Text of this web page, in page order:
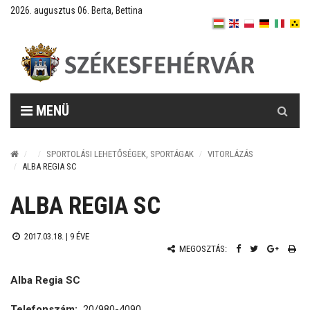
2026. augusztus 06. Berta, Bettina
MENÜ
SPORTOLÁSI LEHETŐSÉGEK, SPORTÁGAK
VITORLÁZÁS
ALBA REGIA SC
ALBA REGIA SC
2017.03.18. | 9 ÉVE
MEGOSZTÁS:
Alba Regia SC